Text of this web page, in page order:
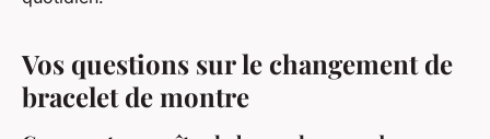
Vos questions sur le changement de
bracelet de montre